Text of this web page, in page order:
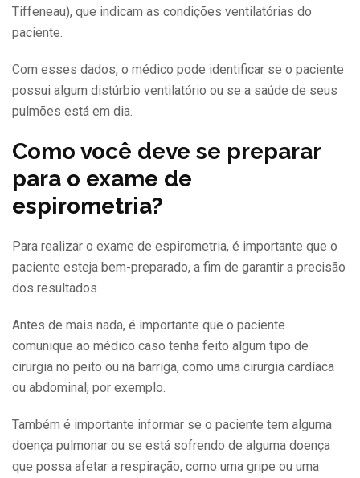
Tiffeneau), que indicam as condições ventilatórias do
paciente.
Com esses dados, o médico pode identificar se o paciente
possui algum distúrbio ventilatório ou se a saúde de seus
pulmões está em dia.
Como você deve se preparar
para o exame de
espirometria?
Para realizar o exame de espirometria, é importante que o
paciente esteja bem-preparado, a fim de garantir a precisão
dos resultados.
Antes de mais nada, é importante que o paciente
comunique ao médico caso tenha feito algum tipo de
cirurgia no peito ou na barriga, como uma cirurgia cardíaca
ou abdominal, por exemplo.
Também é importante informar se o paciente tem alguma
doença pulmonar ou se está sofrendo de alguma doença
que possa afetar a respiração, como uma gripe ou uma